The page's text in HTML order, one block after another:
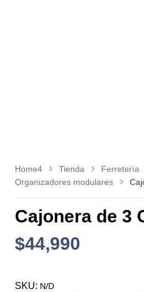
Home4 Tienda
Ferretería
Organizadores modulares
Cajonera de 3
$44,990
SKU: N/D